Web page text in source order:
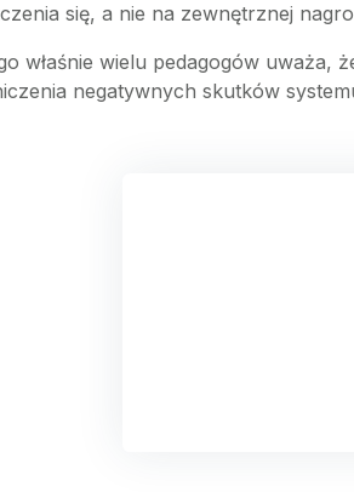
się, a nie na zewnętrznej
właśnie wielu pedagogów uważa,
negatywnych skutków